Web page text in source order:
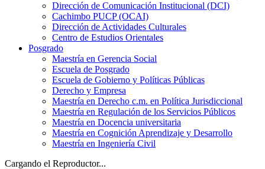
Dirección de Comunicación Institucional (DCI)
Cachimbo PUCP (OCAI)
Dirección de Actividades Culturales
Centro de Estudios Orientales
Posgrado
Maestría en Gerencia Social
Escuela de Posgrado
Escuela de Gobierno y Políticas Públicas
Derecho y Empresa
Maestría en Derecho c.m. en Política Jurisdiccional
Maestría en Regulación de los Servicios Públicos
Maestría en Docencia universitaria
Maestría en Cognición Aprendizaje y Desarrollo
Maestría en Ingeniería Civil
Cargando el Reproductor...